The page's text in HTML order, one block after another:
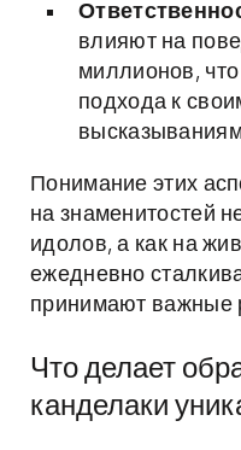
влияют на
миллионов, что
подхода к
Понимание этих
на знаменитостей
идолов, а как на
ежедневно
принимают важные
Что делает
канделаки